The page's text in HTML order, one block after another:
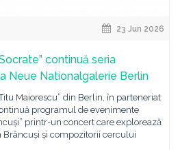
23 Jun 2026
continuă seria
Neue Nationalgalerie Berlin
Maiorescu” din Berlin, în parteneriat
programul de evenimente
printr-un concert care explorează
Brâncuși și compozitorii cercului